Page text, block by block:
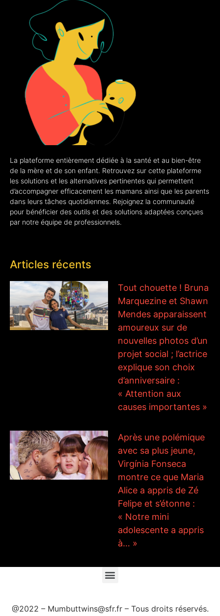
La plateforme entièrement dédiée à la santé et au bien-être
de la mère et de son enfant. Retrouvez sur cette plateforme
les solutions et les alternatives pertinentes qui permettent
d’accompagner efficacement les mamans ainsi que les parents
dans leurs tâches quotidiennes. Rejoignez la communauté
pour bénéficier des outils et des solutions adaptées conçues
par notre équipe de professionnels.
Articles récents
Tout chouette ! Bruna
Marquezine et Shawn
Mendes apparaissent
amoureux sur de
nouvelles photos d’un
projet social ; l’actrice
explique son choix
d’anniversaire :
« Attention aux
causes importantes »
Après une polémique
avec sa plus jeune,
Virgínia Fonseca
montre ce que Maria
Alice a appris de Zé
Felipe et s’étonne :
« Notre mini
adolescente a appris
à… »
@2022 – Mumbuttwins@sfr.fr – Tous droits réservés.